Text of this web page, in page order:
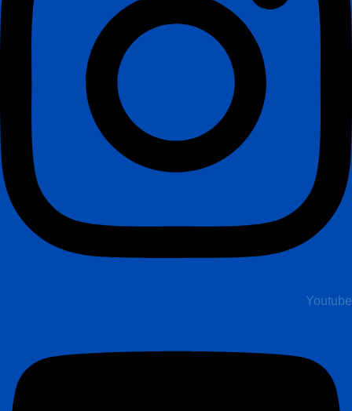
Youtube